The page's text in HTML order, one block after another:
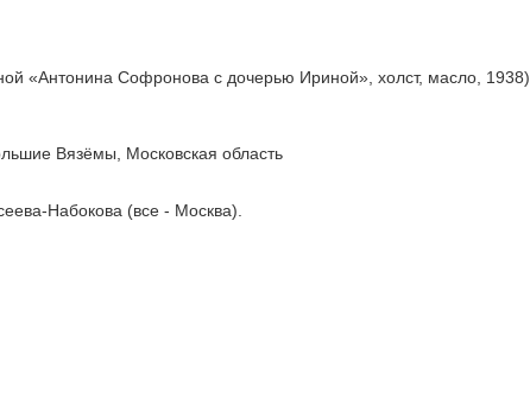
«Антонина Софронова с дочерью Ириной», холст, масло, 1938)
Вязёмы, Московская область
Набокова (все - Москва).